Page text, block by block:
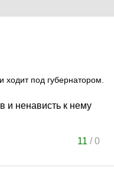
ходит под губернатором.
и ненависть к нему
11 /0